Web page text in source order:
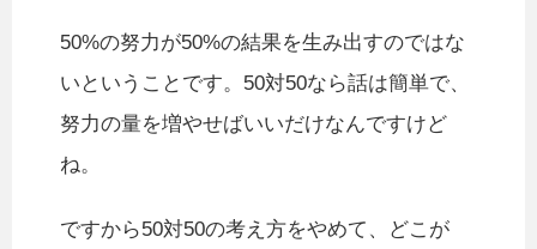
50%の努力が50%の結果を生み出すのではな
いということです。50対50なら話は簡単で、
努力の量を増やせばいいだけなんですけど
ね。
ですから50対50の考え方をやめて、どこが